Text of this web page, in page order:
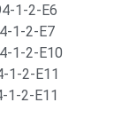
2-E6
E7
2-E10
2-E11
E11